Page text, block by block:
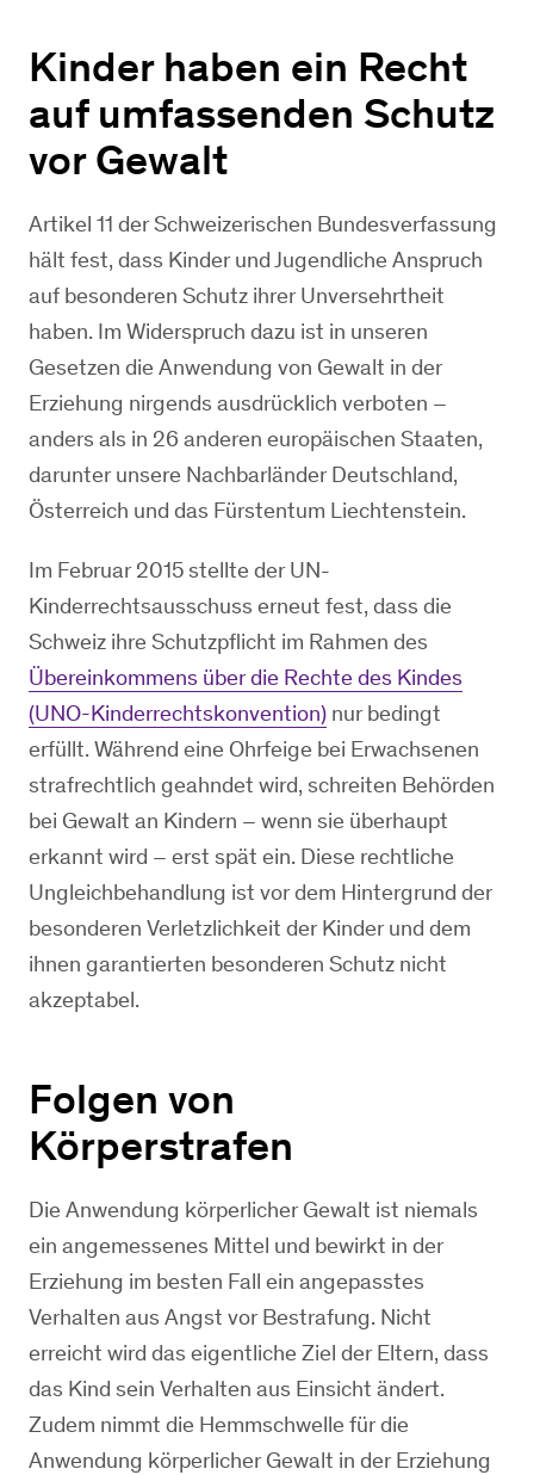
Kinder haben ein Recht
auf umfassenden Schutz
vor Gewalt
Artikel 11 der Schweizerischen Bundesverfassung
hält fest, dass Kinder und Jugendliche Anspruch
auf besonderen Schutz ihrer Unversehrtheit
haben. Im Widerspruch dazu ist in unseren
Gesetzen die Anwendung von Gewalt in der
Erziehung nirgends ausdrücklich verboten –
anders als in 26 anderen europäischen Staaten,
darunter unsere Nachbarländer Deutschland,
Österreich und das Fürstentum Liechtenstein.
Im Februar 2015 stellte der UN-
Kinderrechtsausschuss erneut fest, dass die
Schweiz ihre Schutzpflicht im Rahmen des
Übereinkommens über die Rechte des Kindes
(UNO-Kinderrechtskonvention) nur bedingt
erfüllt. Während eine Ohrfeige bei Erwachsenen
strafrechtlich geahndet wird, schreiten Behörden
bei Gewalt an Kindern – wenn sie überhaupt
erkannt wird – erst spät ein. Diese rechtliche
Ungleichbehandlung ist vor dem Hintergrund der
besonderen Verletzlichkeit der Kinder und dem
ihnen garantierten besonderen Schutz nicht
akzeptabel.
Folgen von
Körperstrafen
Die Anwendung körperlicher Gewalt ist niemals
ein angemessenes Mittel und bewirkt in der
Erziehung im besten Fall ein angepasstes
Verhalten aus Angst vor Bestrafung. Nicht
erreicht wird das eigentliche Ziel der Eltern, dass
das Kind sein Verhalten aus Einsicht ändert.
Zudem nimmt die Hemmschwelle für die
Anwendung körperlicher Gewalt in der Erziehung